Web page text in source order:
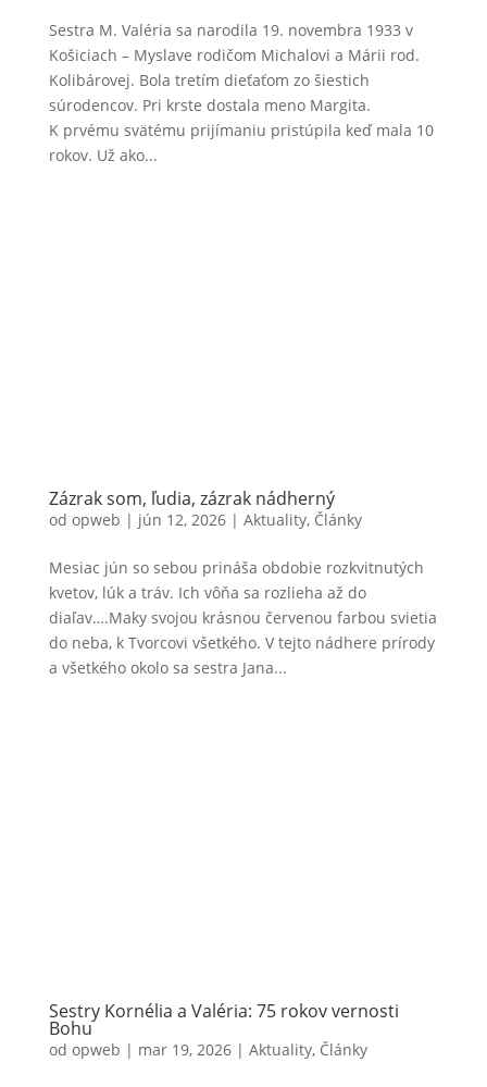
Sestra M. Valéria sa narodila 19. novembra 1933 v
Košiciach – Myslave rodičom Michalovi a Márii rod.
Kolibárovej. Bola tretím dieťaťom zo šiestich
súrodencov. Pri krste dostala meno Margita.
K prvému svätému prijímaniu pristúpila keď mala 10
rokov. Už ako...
Zázrak som, ľudia, zázrak nádherný
od opweb | jún 12, 2026| Aktuality, Články
Mesiac jún so sebou prináša obdobie rozkvitnutých
kvetov, lúk a tráv. Ich vôňa sa rozlieha až do
diaľav….Maky svojou krásnou červenou farbou svietia
do neba, k Tvorcovi všetkého. V tejto nádhere prírody
a všetkého okolo sa sestra Jana...
Sestry Kornélia a Valéria: 75 rokov vernosti
Bohu
od opweb | mar 19, 2026| Aktuality, Články